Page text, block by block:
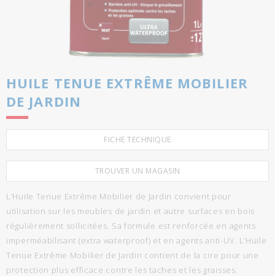
HUILE TENUE EXTRÊME MOBILIER
DE JARDIN
FICHE TECHNIQUE
TROUVER UN MAGASIN
L’Huile Tenue Extrême Mobilier de Jardin convient pour
utilisation sur les meubles de jardin et autre surfaces en bois
régulièrement sollicitées. Sa formule est renforcée en agents
imperméabilisant (extra waterproof) et en agents anti-UV. L’Huile
Tenue Extrême Mobilier de Jardin contient de la cire pour une
protection plus efficace contre les taches et les graisses.